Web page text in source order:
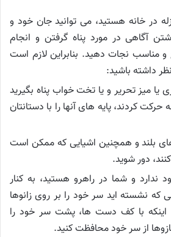
در خانه هستید، می توانید جان خود و
آگاهی در مورد پناه گرفتن و انجام
مناسب نجات دهید. بنابراین لازم است
داشته باشید:
یا میز تحریر و یا تخت خواب پناه بگیرید
حرکت کردند، پایه های آنها را با دستانتان
بلند و همچنین اشیایی که ممکن است
دور شوید.
ندارد و شما در راهرو هستید، به کنار
که نشسته اید سر خود را بر روی زانوها
با کف دست ها، پشت سر خود را
از سر خود محافظت کنید.